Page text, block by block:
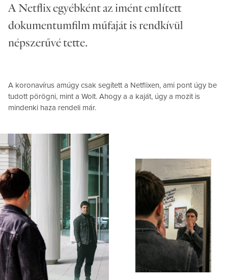
A Netflix egyébként az imént említett
dokumentumfilm műfaját is rendkívül
népszerűvé tette.
A koronavírus amúgy csak segített a Netflixen, ami pont úgy be
tudott pörögni, mint a Wolt. Ahogy a a kaját, úgy a mozit is
mindenki haza rendeli már.